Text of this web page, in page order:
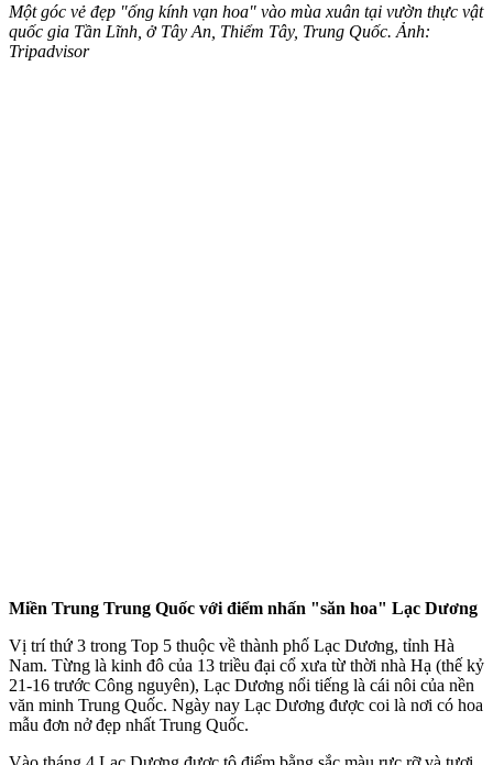
Một góc vẻ đẹp "ống kính vạn hoa" vào mùa xuân tại vườn thực vật
quốc gia Tần Lĩnh, ở Tây An, Thiểm Tây, Trung Quốc. Ảnh:
Tripadvisor
Miền Trung Trung Quốc với điểm nhấn "săn hoa" Lạc Dương
Vị trí thứ 3 trong Top 5 thuộc về thành phố Lạc Dương, tỉnh Hà
Nam. Từng là kinh đô của 13 triều đại cổ xưa từ thời nhà Hạ (thế kỷ
21-16 trước Công nguyên), Lạc Dương nổi tiếng là cái nôi của nền
văn minh Trung Quốc. Ngày nay Lạc Dương được coi là nơi có hoa
mẫu đơn nở đẹp nhất Trung Quốc.